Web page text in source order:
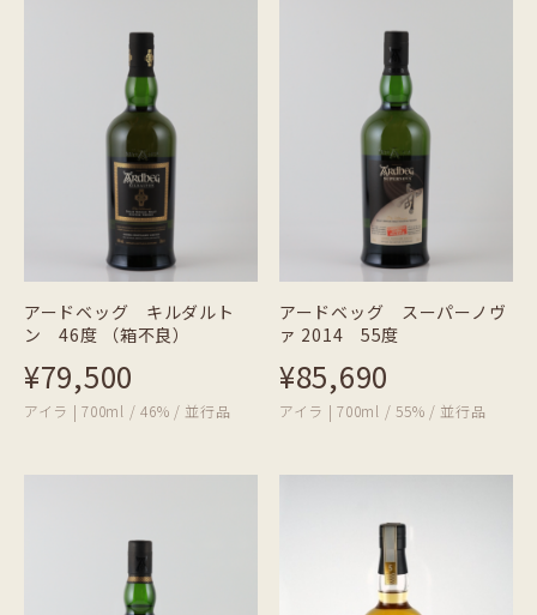
アードベッグ キルダルト
ン 46度 （箱不良）
¥79,500
アイラ | 700ml / 46% / 並行品
アードベッグ スーパーノヴ
ァ 2014 55度
¥85,690
アイラ | 700ml / 55% / 並行品